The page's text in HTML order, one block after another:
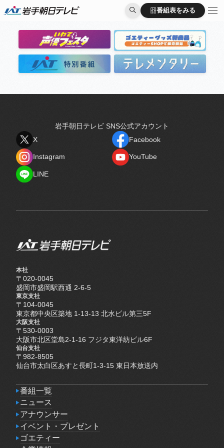
番組表をみる
番組表をみる
岩手朝日テレビ SNS公式アカウント
X
Facebook
Instagram
YouTube
LINE
本社
〒020-0045
盛岡市盛岡駅西通 2-6-5
東京支社
〒104-0045
東京都中央区築地 1-13-13 北水ビル第三5F
大阪支社
〒530-0003
大阪市北区堂島2-1-16 フジタ東洋紡ビル6F
仙台支社
〒982-8505
仙台市太白区あすと長町1-3-15 東日本放送内
番組一覧
番組一覧
ニュース
ニュース
アナウンサー
アナウンサー
イベント・プレゼント
イベント・プレゼント
ゴエティー